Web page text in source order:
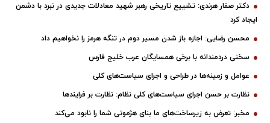
دکتر صفار هرندی: تشییع تاریخی رهبر شهید معادلات جدیدی در نبرد با دشمن
ایجاد کرد
محسن رضایی: اجازه باز شدن مسیر دوم در تنگه هرمز را نخواهیم داد
سخنی دردمندانه با برخی همسایگان عرب خلیج فارس
عوامل و زمینه‌ها در طراحی و اجرای سیاست‌های کلی
نظارت بر حسن اجرای سیاست‌های کلی نظام: نظارت بر فرایندها
مخبر: تعرض به زیرساخت‌های ما بنای هژمونی شما را نابود می‌کند